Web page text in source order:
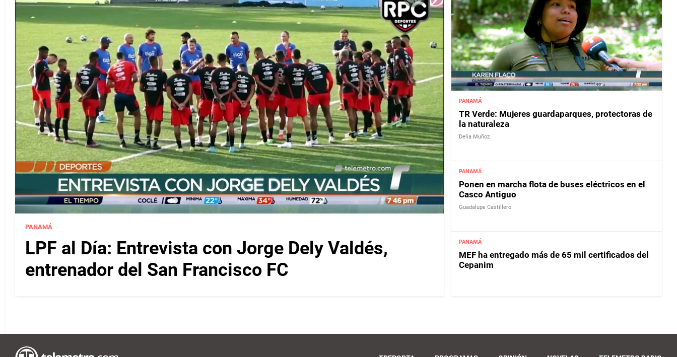
PANAMÁ
LPF al Día: Entrevista con Jorge Dely Valdés,
entrenador del San Francisco FC
PANAMÁ
TR Verde: Mujeres guardaparques, protectoras de
la naturaleza
Delia Muñoz
PANAMÁ
Ponen en marcha flota de buses eléctricos en el
Casco Antiguo
Guadalupe Castillero
PANAMÁ
MEF ha entregado más de 65 mil certificados del
Cepanim